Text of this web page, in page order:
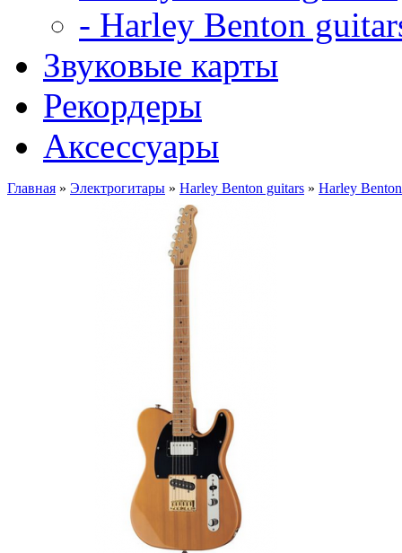
- Harley Benton
Звуковые карты
Рекордеры
Аксессуары
Главная » Электрогитары » Harley Benton guitars » Harley